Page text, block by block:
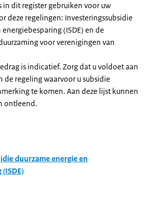
in dit register gebruiken voor uw
deze regelingen: Investeringssubsidie
(ISDE) en de
voor verenigingen van
is indicatief. Zorg dat u voldoet aan
de regeling waarvoor u subsidie
te komen. Aan deze lijst kunnen
ontleend.
duurzame energie en